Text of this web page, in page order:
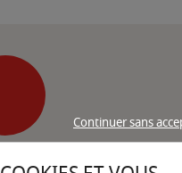
CLIENT
Continuer sans